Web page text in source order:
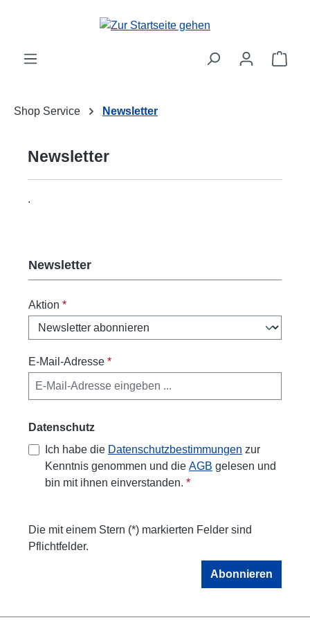
Zum Hauptinhalt springen
Shop Service Newsletter
Newsletter
.
Newsletter
Aktion *
E-Mail-Adresse *
Datenschutz
Ich habe die Datenschutzbestimmungen zur
Kenntnis genommen und die AGB gelesen und
bin mit ihnen einverstanden. *
Die mit einem Stern (*) markierten Felder sind
Pflichtfelder.
Abonnieren